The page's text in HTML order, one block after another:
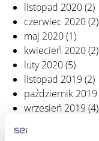
listopad 2020(2)
czerwiec 2020(2)
maj 2020(1)
kwiecień 2020(2)
luty 2020(5)
listopad 2019 (2)
październik 2019
wrzesień 2019 (4)
czerwiec 2019